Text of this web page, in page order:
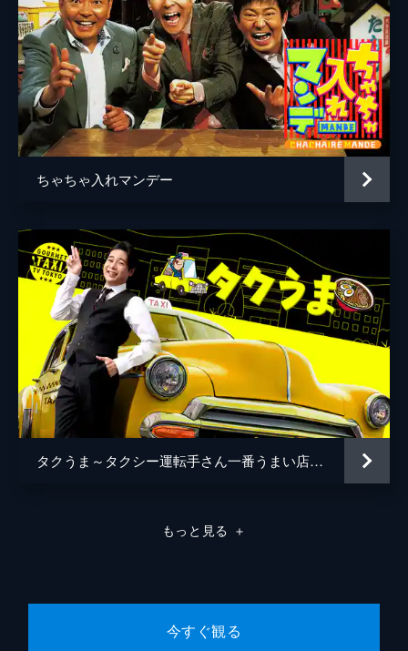
ンマ”▼動物を寝落ちさせるゴッドハンド
124分
#6 紛争交渉人がお小遣いUP挑戦＆フルー
ツカットのスゴ技SP
テロリスト3000人と対峙した紛争交渉人が
お小遣いUP交渉▼スイカが芸術に！日本一
フルーツカット職人▼年間400食のカレーパ
ン狂…人生を変える!?頂点カレーパンBEST3
とは!?
初!?プラレールで東京駅完全再現も
史上初企画!?プラレールで東京駅全線を完全
再現▼台風に負けない！人生捧げた最強傘
VS強力放水銃▼世代超えたボウリング大激
戦！伝説80歳プロvs両手投げの天才少年ほか
122分
#8 世界の衝撃神業連発＆人生を懸けた頂
点サマに密着SP
世界の頂点サマ神業連発▼年間4000個食べ
る餃子マニアの絶品餃子5選▼辛口家電マニ
ール神業▼82歳現役！防火頂点VS灼熱バー
ちゃちゃ入れマンデー
タクうま～タクシー運転手さん一番うまい店に連れてって！～
もっと見る ＋
今すぐ観る